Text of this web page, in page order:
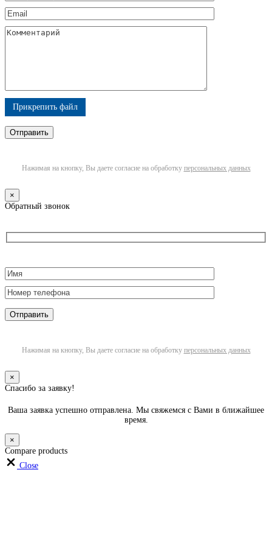
Прикрепить файл
Нажимая на кнопку, Вы даете согласие на обработку персональных данных
×
Обратный звонок
Нажимая на кнопку, Вы даете согласие на обработку персональных данных
×
Спасибо за заявку!
Ваша заявка успешно отправлена. Мы свяжемся с Вами в ближайшее
время.
×
Compare products
Close